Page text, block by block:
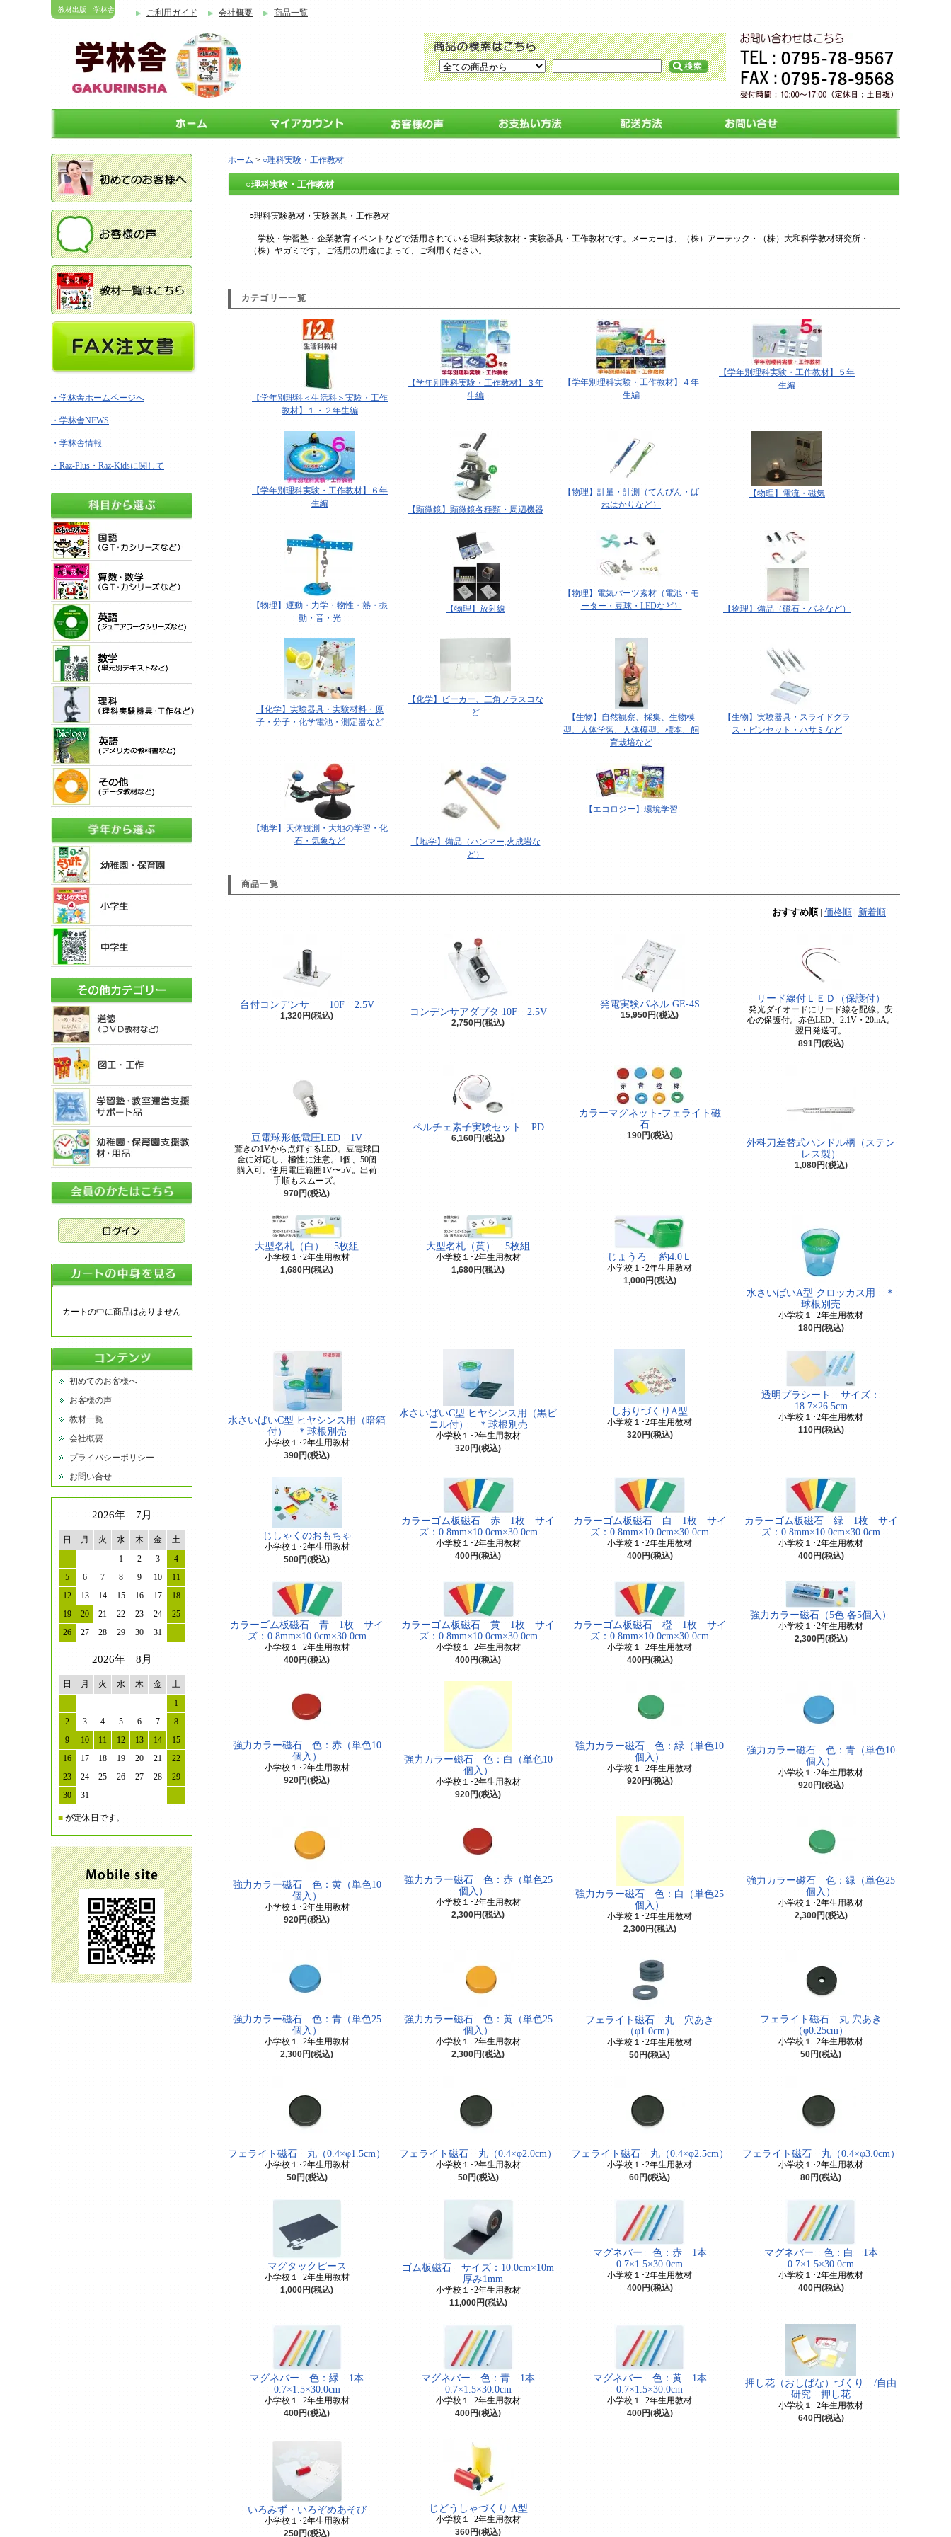
教材出版 学林舎 ご利用ガイド 会社概要 商品一覧
・学林舎ホームページへ
・学林舎NEWS
・学林舎情報
・Raz-Plus・Raz-Kidsに関して
カートの中に商品はありません
初めてのお客様へ
お客様の声
教材一覧
会社概要
プライバシーポリシー
お問い合せ
2026年 7月
日 月 火 水 木 金
土
1
2 3
4
5
6 7 8 9 10
11
12
13 14 15 16 17
18
19
20 21 22 23 24
25
26
27 28 29 30 31
2026年 8月
日 月 火 水 木 金
土
1
2
3 4 5 6 7
8
9
10 11 12 13 14
15
16
17 18 19 20 21
22
23
24 25 26 27 28
29
30
31
■ が定休日です。
ホーム > ○理科実験・工作教材
○理科実験・工作教材
○理科実験教材・実験器具・工作教材
学校・学習塾・企業教育イベントなどで活用されている理科実験教材・実験器具・工作教材です。メーカーは、（株）アーテック・（株）大和科学教材研究所・
（株）ヤガミです。ご活用の用途によって、ご利用ください。
カテゴリー一覧
【学年別理科＜生活科＞実験・工作
教材】１・２年生編
【学年別理科実験・工作教材】３年
生編
【学年別理科実験・工作教材】４年
生編
【学年別理科実験・工作教材】５年
生編
【学年別理科実験・工作教材】６年
生編
【顕微鏡】顕微鏡各種類・周辺機器
【物理】計量・計測（てんびん・ば
ねはかりなど）
【物理】電流・磁気
【物理】運動・力学・物性・熱・振
動・音・光
【物理】放射線
【物理】電気パーツ素材（電池・モ
ーター・豆球・LEDなど）
【物理】備品（磁石・バネなど）
【化学】実験器具・実験材料・原
子・分子・化学電池・測定器など
【化学】ビーカー、三角フラスコな
ど
【生物】自然観察、採集、生物模
型、人体学習、人体模型、標本、飼
育栽培など
【生物】実験器具・スライドグラ
ス・ピンセット・ハサミなど
【地学】天体観測・大地の学習・化
石・気象など
【地学】備品（ハンマー,火成岩な
ど）
【エコロジー】環境学習
商品一覧
おすすめ順| 価格順 | 新着順
台付コンデンサ 10F 2.5V
1,320円(税込) コンデンサアダプタ 10F 2.5V
2,750円(税込)
発電実験パネル GE-4S
15,950円(税込)
リード線付ＬＥＤ（保護付）
発光ダイオードにリード線を配線。安
心の保護付。赤色LED、2.1V・20mA。
翌日発送可。
891円(税込)
豆電球形低電圧LED 1V
驚きの1Vから点灯するLED。豆電球口
金に対応し、極性に注意。1個、50個
購入可。使用電圧範囲1V〜5V。出荷
手順もスムーズ。
970円(税込)
ペルチェ素子実験セット PD
6,160円(税込)
カラーマグネット-フェライト磁
石
190円(税込)
外科刀差替式ハンドル柄（ステン
レス製）
1,080円(税込)
大型名札（白） 5枚組
小学校１･2年生用教材
1,680円(税込)
大型名札（黄） 5枚組
小学校１･2年生用教材
1,680円(税込)
じょうろ 約4.0Ｌ
小学校１･2年生用教材
1,000円(税込)
水さいばいA型 クロッカス用 ＊
球根別売
小学校１･2年生用教材
180円(税込)
水さいばいC型 ヒヤシンス用（暗箱
付） ＊球根別売
小学校１･2年生用教材
390円(税込)
水さいばいC型 ヒヤシンス用（黒ビ
ニル付） ＊球根別売
小学校１･2年生用教材
320円(税込)
しおりづくりA型
小学校１･2年生用教材
320円(税込)
透明プラシート サイズ：
18.7×26.5cm
小学校１･2年生用教材
110円(税込)
じしゃくのおもちゃ
小学校１･2年生用教材
500円(税込)
カラーゴム板磁石 赤 1枚 サイ
ズ：0.8mm×10.0cm×30.0cm
小学校１･2年生用教材
400円(税込)
カラーゴム板磁石 白 1枚 サイ
ズ：0.8mm×10.0cm×30.0cm
小学校１･2年生用教材
400円(税込)
カラーゴム板磁石 緑 1枚 サイ
ズ：0.8mm×10.0cm×30.0cm
小学校１･2年生用教材
400円(税込)
カラーゴム板磁石 青 1枚 サイ
ズ：0.8mm×10.0cm×30.0cm
小学校１･2年生用教材
400円(税込)
カラーゴム板磁石 黄 1枚 サイ
ズ：0.8mm×10.0cm×30.0cm
小学校１･2年生用教材
400円(税込)
カラーゴム板磁石 橙 1枚 サイ
ズ：0.8mm×10.0cm×30.0cm
小学校１･2年生用教材
400円(税込)
強力カラー磁石（5色 各5個入）
小学校１･2年生用教材
2,300円(税込)
強力カラー磁石 色：赤（単色10
個入）
小学校１･2年生用教材
920円(税込)
強力カラー磁石 色：白（単色10
個入）
小学校１･2年生用教材
920円(税込)
強力カラー磁石 色：緑（単色10
個入）
小学校１･2年生用教材
920円(税込)
強力カラー磁石 色：青（単色10
個入）
小学校１･2年生用教材
920円(税込)
強力カラー磁石 色：黄（単色10
個入）
小学校１･2年生用教材
920円(税込)
強力カラー磁石 色：赤（単色25
個入）
小学校１･2年生用教材
2,300円(税込)
強力カラー磁石 色：白（単色25
個入）
小学校１･2年生用教材
2,300円(税込)
強力カラー磁石 色：緑（単色25
個入）
小学校１･2年生用教材
2,300円(税込)
強力カラー磁石 色：青（単色25
個入）
小学校１･2年生用教材
2,300円(税込)
強力カラー磁石 色：黄（単色25
個入）
小学校１･2年生用教材
2,300円(税込)
フェライト磁石 丸 穴あき
（φ1.0cm）
小学校１･2年生用教材
50円(税込)
フェライト磁石 丸 穴あき
（φ0.25cm）
小学校１･2年生用教材
50円(税込)
フェライト磁石 丸（0.4×φ1.5cm）
小学校１･2年生用教材
50円(税込)
フェライト磁石 丸（0.4×φ2.0cm）
小学校１･2年生用教材
50円(税込)
フェライト磁石 丸（0.4×φ2.5cm）
小学校１･2年生用教材
60円(税込)
フェライト磁石 丸（0.4×φ3.0cm）
小学校１･2年生用教材
80円(税込)
マグタックピース
小学校１･2年生用教材
1,000円(税込)
ゴム板磁石 サイズ：10.0cm×10m
厚み1mm
小学校１･2年生用教材
11,000円(税込)
マグネバー 色：赤 1本
0.7×1.5×30.0cm
小学校１･2年生用教材
400円(税込)
マグネバー 色：白 1本
0.7×1.5×30.0cm
小学校１･2年生用教材
400円(税込)
マグネバー 色：緑 1本
0.7×1.5×30.0cm
小学校１･2年生用教材
400円(税込)
マグネバー 色：青 1本
0.7×1.5×30.0cm
小学校１･2年生用教材
400円(税込)
マグネバー 色：黄 1本
0.7×1.5×30.0cm
小学校１･2年生用教材
400円(税込)
押し花（おしばな）づくり /自由
研究 押し花
小学校１･2年生用教材
640円(税込)
いろみず・いろぞめあそび
小学校１･2年生用教材
250円(税込)
じどうしゃづくり A型
小学校１･2年生用教材
360円(税込)